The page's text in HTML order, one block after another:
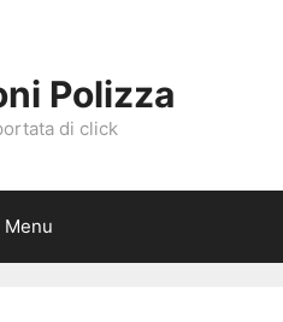
Polizza
di click
Menu